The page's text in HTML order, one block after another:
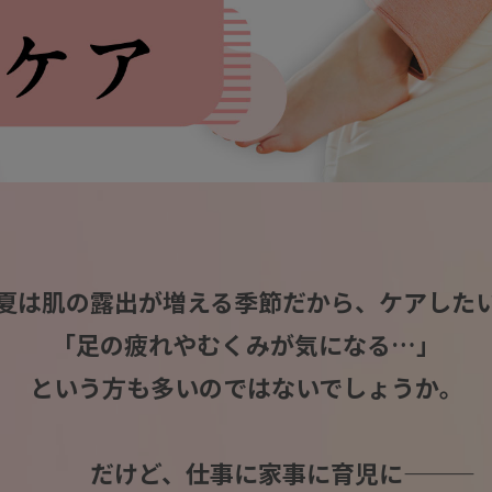
は肌の露出が増える季節だから、ケアした
「足の疲れやむくみが気になる…」
という方も多いのではないでしょうか。
だけど、仕事に家事に育児に―――